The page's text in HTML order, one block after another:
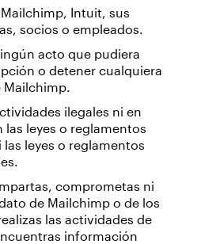
Intuit, sus
socios o empleados.
acto que pudiera
o detener cualquiera
Mailchimp.
ilegales ni en
leyes o reglamentos
leyes o reglamentos
comprometas ni
de Mailchimp o de los
las actividades de
información